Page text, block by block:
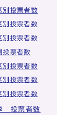
別投票者数
別投票者数
別投票者数
投票者数
別投票者数
別投票者数
別投票者数
投票者数